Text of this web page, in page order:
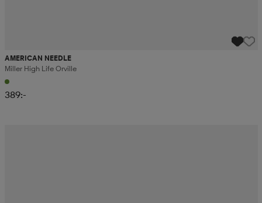
AMERICAN NEEDLE
Miller High Life Orville
389:-